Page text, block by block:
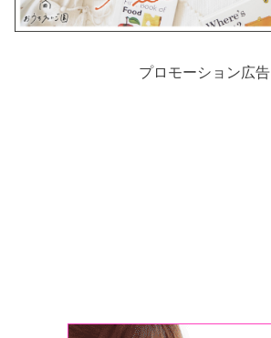
プロモーション広告